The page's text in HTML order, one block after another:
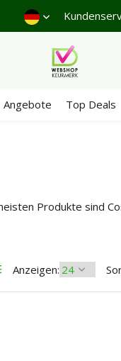
Versand
Angebote Top Deals
Produkte sind
Anzeigen: